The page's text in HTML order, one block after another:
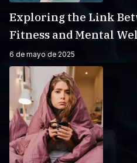
Exploring the Link
Fitness and Mental
6 de mayo de 2025